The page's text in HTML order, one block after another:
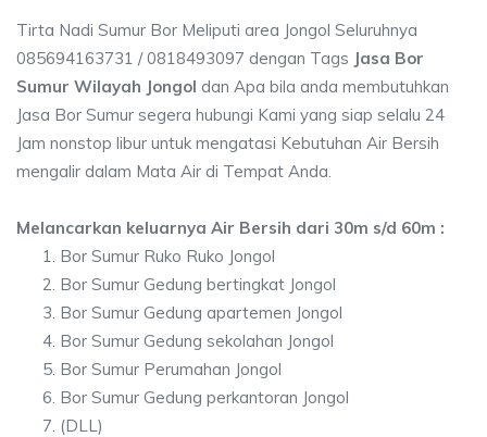
Tirta Nadi Sumur Bor Meliputi area Jongol Seluruhnya
085694163731 / 0818493097 dengan Tags Jasa Bor
Sumur Wilayah Jongol dan Apa bila anda membutuhkan
Jasa Bor Sumur segera hubungi Kami yang siap selalu 24
Jam nonstop libur untuk mengatasi Kebutuhan Air Bersih
mengalir dalam Mata Air di Tempat Anda.
Melancarkan keluarnya Air Bersih dari 30m s/d 60m :
Bor Sumur Ruko Ruko Jongol
Bor Sumur Gedung bertingkat Jongol
Bor Sumur Gedung apartemen Jongol
Bor Sumur Gedung sekolahan Jongol
Bor Sumur Perumahan Jongol
Bor Sumur Gedung perkantoran Jongol
(DLL)